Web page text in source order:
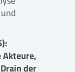
Akteure,
der